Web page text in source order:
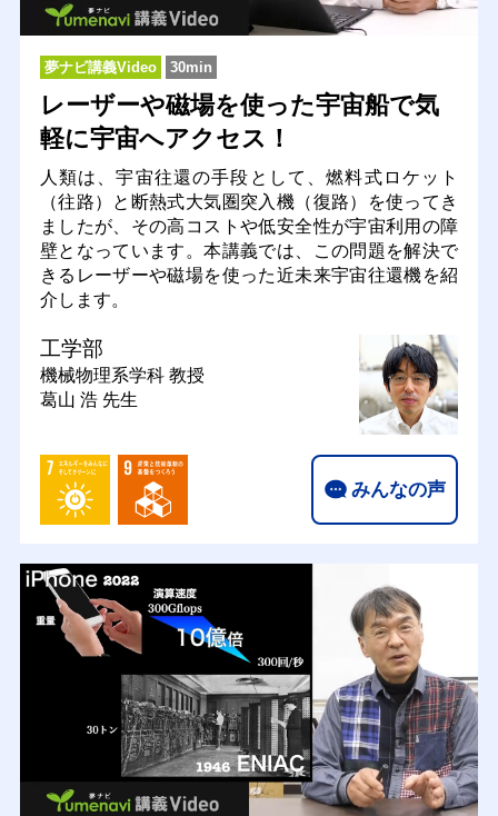
夢ナビ講義Video 30min
レーザーや磁場を使った宇宙船で気
軽に宇宙へアクセス！
人類は、宇宙往還の手段として、燃料式ロケット
（往路）と断熱式大気圏突入機（復路）を使ってき
ましたが、その高コストや低安全性が宇宙利用の障
壁となっています。本講義では、この問題を解決で
きるレーザーや磁場を使った近未来宇宙往還機を紹
介します。
工学部
機械物理系学科 教授
葛山 浩 先生
みんなの声